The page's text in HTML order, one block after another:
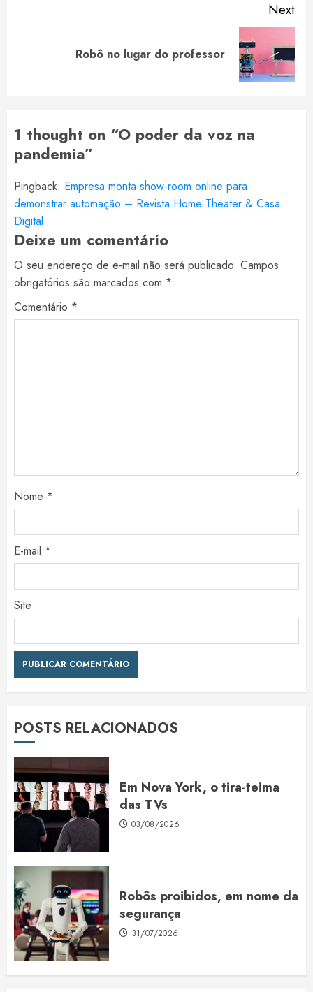
Next
Robô no lugar do professor
1 thought on “O poder da voz na
pandemia”
Pingback: Empresa monta show-room online para
demonstrar automação – Revista Home Theater & Casa
Digital
Deixe um comentário
O seu endereço de e-mail não será publicado. Campos
obrigatórios são marcados com *
Comentário *
Nome *
E-mail *
Site
POSTS RELACIONADOS
Em Nova York, o tira-teima
das TVs
03/08/2026
Robôs proibidos, em nome da
segurança
31/07/2026